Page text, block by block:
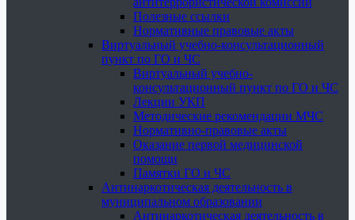
Полезные ссылки
Нормативные правовые акты
Виртуальный учебно-консультационный
пункт по ГО и ЧС
Виртуальный учебно-
консультационный пункт по ГО и ЧС
Лекции УКП
Методические рекомендации МЧС
Нормативно-правовые акты
Оказание первой медицинской
помощи
Памятки ГО и ЧС
Антинаркотическая деятельность в
муниципальном образовании
Антинаркотическая деятельность в